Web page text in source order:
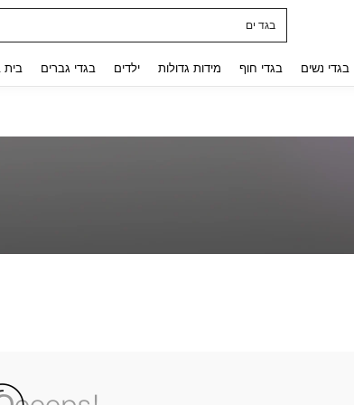
חולצות נשים
בגדי נשים בגדי חוף מידות גדולות ילדים בגדי גברים בית